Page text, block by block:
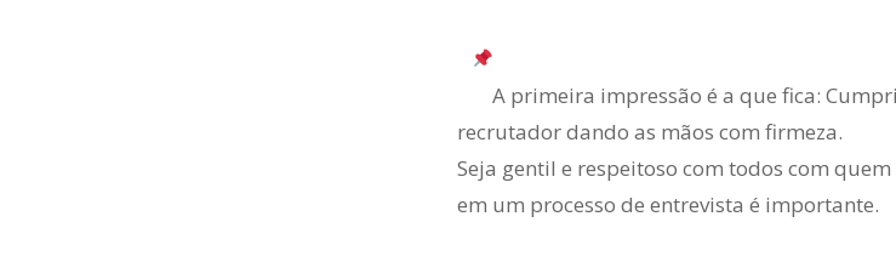
A primeira impressão é a que fica:
recrutador dando as mãos com firmeza.
Seja gentil e respeitoso com todos com
em um processo de entrevista é importante.